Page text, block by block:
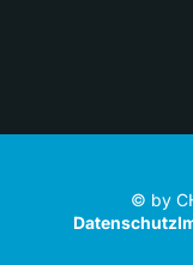
© by
Datenschutz